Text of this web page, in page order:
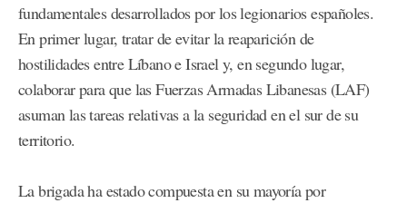
fundamentales desarrollados por los legionarios españoles.
En primer lugar, tratar de evitar la reaparición de
hostilidades entre Líbano e Israel y, en segundo lugar,
colaborar para que las Fuerzas Armadas Libanesas (LAF)
asuman las tareas relativas a la seguridad en el sur de su
territorio.
La brigada ha estado compuesta en su mayoría por